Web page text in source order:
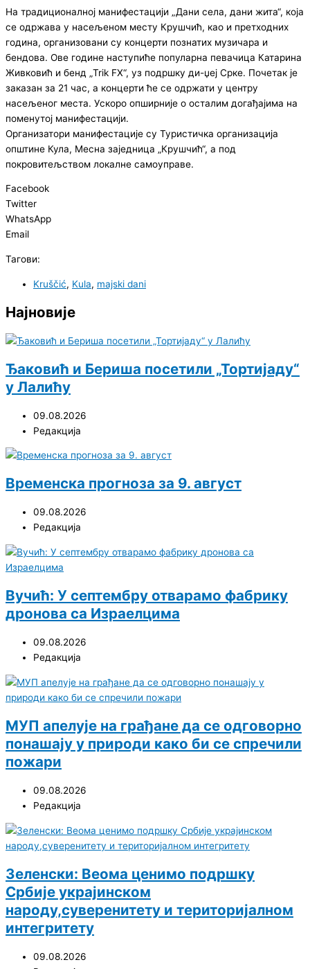
На традиционалној манифестацији „Дани села, дани жита“, која
се одржава у насељеном месту Крушчић, као и претходних
година, организовани су концерти познатих музичара и
бендова. Ове године наступиће популарна певачица Катарина
Живковић и бенд „Trik FX“, уз подршку ди-џеј Срке. Почетак је
заказан за 21 час, а концерти ће се одржати у центру
насељеног места. Ускоро опширније о осталим догађајима на
поменутој манифестацији.
Организатори манифестације су Туристичка организација
општине Кула, Месна заједница „Крушчић“, а под
покровитељством локалне самоуправе.
Facebook
Twitter
WhatsApp
Email
Тагови:
Kruščić, Kula, majski dani
Најновије
Ђаковић и Бериша посетили „Тортијаду“
у Лалићу
09.08.2026
Редакција
Временска прогноза за 9. август
09.08.2026
Редакција
Вучић: У септембру отварамо фабрику
дронова са Израелцима
09.08.2026
Редакција
МУП апелује на грађане да се одговорно
понашају у природи како би се спречили
пожари
09.08.2026
Редакција
Зеленски: Веома ценимо подршку
Србије украјинском
народу,суверенитету и територијалном
интегритету
09.08.2026